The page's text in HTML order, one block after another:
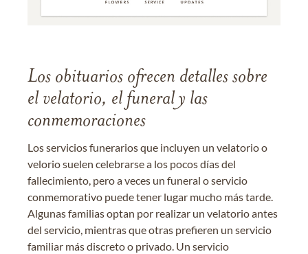
Los obituarios ofrecen detalles sobre
el velatorio, el funeral y las
conmemoraciones
Los servicios funerarios que incluyen un velatorio o
velorio suelen celebrarse a los pocos días del
fallecimiento, pero a veces un funeral o servicio
conmemorativo puede tener lugar mucho más tarde.
Algunas familias optan por realizar un velatorio antes
del servicio, mientras que otras prefieren un servicio
familiar más discreto o privado. Un servicio